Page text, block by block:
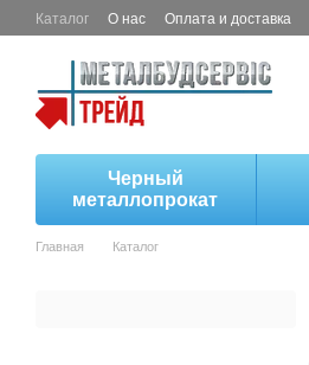
Перейти к основному контенту
Каталог О нас Оплата и доставка
Черный
металлопрокат
Главная Каталог